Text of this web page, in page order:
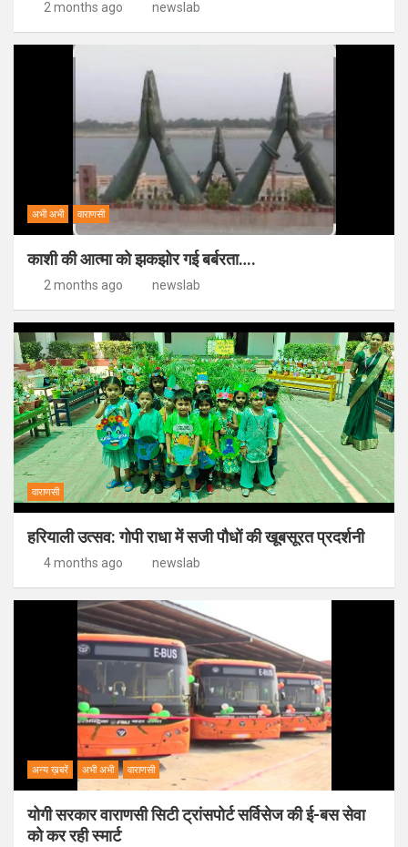
2 months ago newslab
अभी अभी वाराणसी
काशी की आत्मा को झकझोर गई बर्बरता….
2 months ago newslab
वाराणसी
हरियाली उत्सव: गोपी राधा में सजी पौधों की खूबसूरत प्रदर्शनी
4 months ago newslab
अन्य ख़बरें अभी अभी वाराणसी
योगी सरकार वाराणसी सिटी ट्रांसपोर्ट सर्विसेज की ई-बस सेवा
को कर रही स्मार्ट